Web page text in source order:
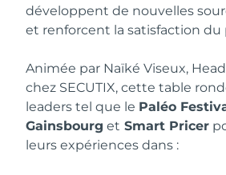
développent de nouvelles
et renforcent la satisfaction du
Animée par Naïké Viseux,
chez SECUTIX, cette table
leaders tel que le Paléo
Gainsbourg et Smart Pricer
leurs expériences dans :